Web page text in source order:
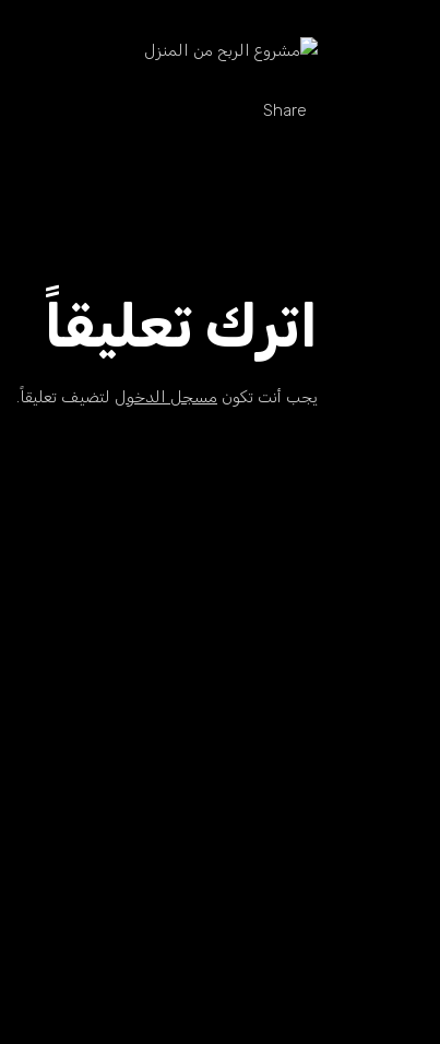
Share
اترك تعليقاً
يجب أنت تكون مسجل الدخول لتضيف تعليقاً.